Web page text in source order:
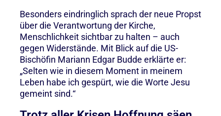
Besonders eindringlich sprach der neue Propst
über die Verantwortung der Kirche,
Menschlichkeit sichtbar zu halten – auch
gegen Widerstände. Mit Blick auf die US-
Bischöfin Mariann Edgar Budde erklärte er:
„Selten wie in diesem Moment in meinem
Leben habe ich gespürt, wie die Worte Jesu
gemeint sind.“